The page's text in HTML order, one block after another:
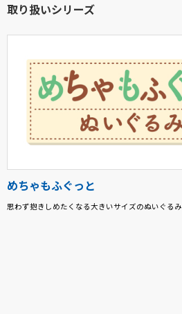
取り扱いシリーズ
めちゃもふぐっと
思わず抱きしめたくなる大きいサイズのぬいぐるみ